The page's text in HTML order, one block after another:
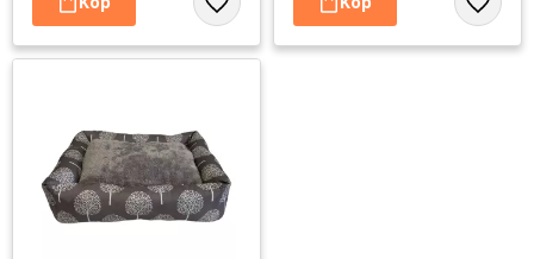
Lägg till i favoriter Lägg